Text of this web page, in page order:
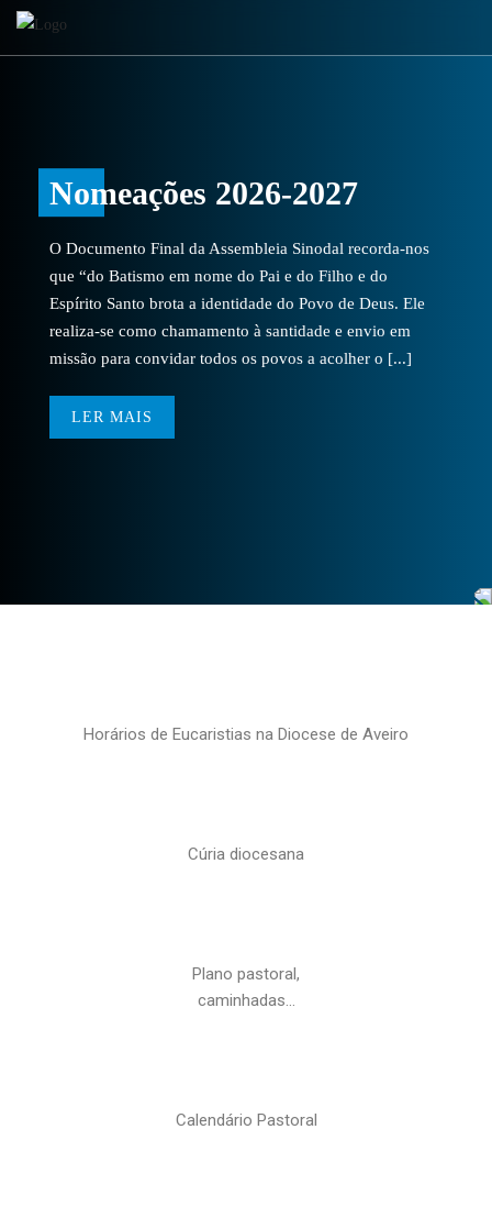
Nomeações 2026-2027
O Documento Final da Assembleia Sinodal recorda-nos
que “do Batismo em nome do Pai e do Filho e do
Espírito Santo brota a identidade do Povo de Deus. Ele
realiza-se como chamamento à santidade e envio em
missão para convidar todos os povos a acolher o [...]
LER MAIS
Horários de Eucaristias na Diocese de Aveiro
Cúria diocesana
Plano pastoral,
caminhadas…
Calendário Pastoral